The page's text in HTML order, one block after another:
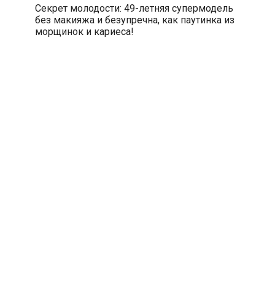
Секрет молодости: 49-летняя супермодель
без макияжа и безупречна, как паутинка из
морщинок и кариеса!